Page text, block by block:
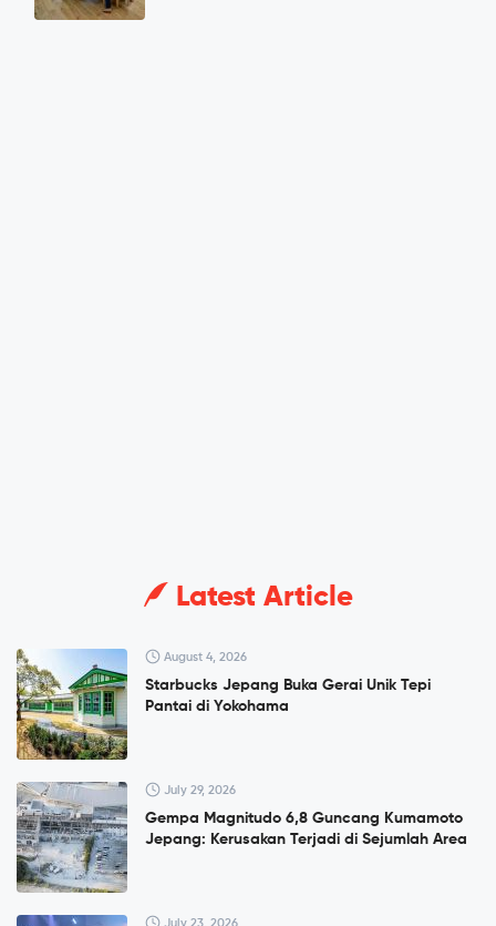
Latest Article
August 4, 2026
Starbucks Jepang Buka Gerai Unik Tepi
Pantai di Yokohama
July 29, 2026
Gempa Magnitudo 6,8 Guncang Kumamoto
Jepang: Kerusakan Terjadi di Sejumlah Area
July 23, 2026